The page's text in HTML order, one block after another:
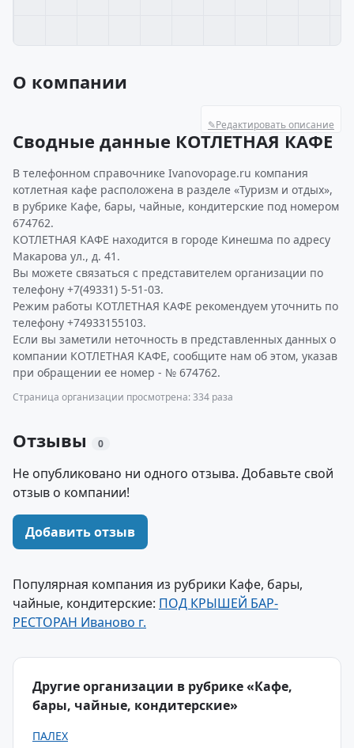
О компании
✎Редактировать описание
Сводные данные КОТЛЕТНАЯ КАФЕ
В телефонном справочнике Ivanovopage.ru компания
котлетная кафе расположена в разделе «Туризм и отдых»,
в рубрике Кафе, бары, чайные, кондитерские под номером
674762.
КОТЛЕТНАЯ КАФЕ находится в городе Кинешма по адресу
Макарова ул., д. 41.
Вы можете связаться с представителем организации по
телефону +7(49331) 5-51-03.
Режим работы КОТЛЕТНАЯ КАФЕ рекомендуем уточнить по
телефону +74933155103.
Если вы заметили неточность в представленных данных о
компании КОТЛЕТНАЯ КАФЕ, сообщите нам об этом, указав
при обращении ее номер - № 674762.
Страница организации просмотрена: 334 раза
Отзывы 0
Не опубликовано ни одного отзыва. Добавьте свой
отзыв о компании!
Добавить отзыв
Популярная компания из рубрики Кафе, бары,
чайные, кондитерские: ПОД КРЫШЕЙ БАР-
РЕСТОРАН Иваново г.
Другие организации в рубрике «Кафе,
бары, чайные, кондитерские»
ПАЛЕХ